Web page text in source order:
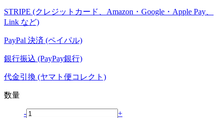
STRIPE (クレジットカード、Amazon・Google・Apple Pay、
Link など)
PayPal 決済 (ペイパル)
銀行振込 (PayPay銀行)
代金引換 (ヤマト便コレクト)
数量
- +